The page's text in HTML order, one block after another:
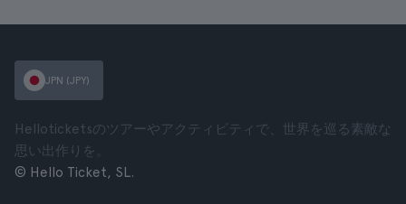
JPN (JPY)
Helloticketsのツアーやアクティビティで、世界を巡る素敵な
思い出作りを。
© Hello Ticket, SL.